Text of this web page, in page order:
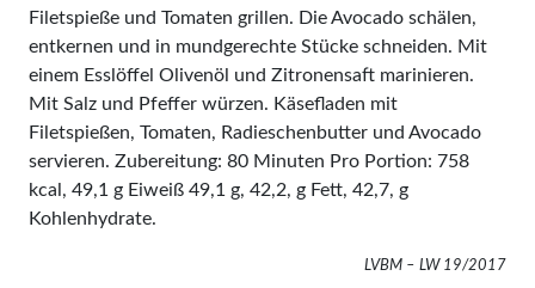
Filetspieße und Tomaten grillen. Die Avocado schälen,
entkernen und in mundgerechte Stücke schneiden. Mit
einem Esslöffel Olivenöl und Zitronensaft marinieren.
Mit Salz und Pfeffer würzen. Käsefladen mit
Filetspießen, Tomaten, Radieschenbutter und Avocado
servieren. Zubereitung: 80 Minuten Pro Portion: 758
kcal, 49,1 g Eiweiß 49,1 g, 42,2, g Fett, 42,7, g
Kohlenhydrate.
LVBM – LW 19/2017